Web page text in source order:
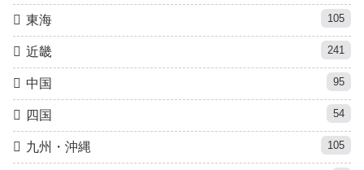
東海 105
近畿 241
中国 95
四国 54
九州・沖縄 105